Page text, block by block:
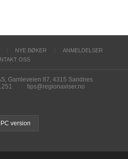
NYE BØKER
ANMELDELSER
OSS
Gamleveien 87, 4315 Sandnes
tips@regionaviser.no
PC version